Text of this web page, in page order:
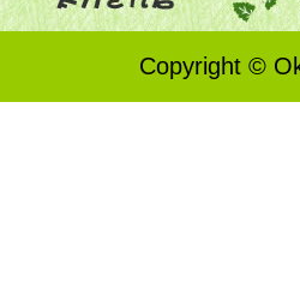
Copyright ©